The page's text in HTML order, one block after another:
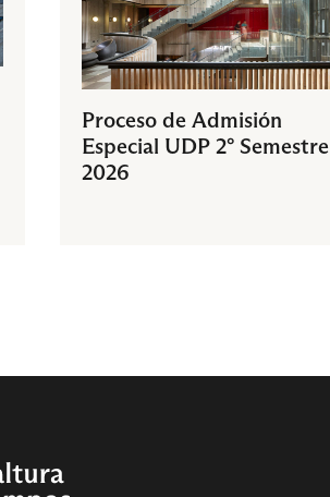
Proceso de Admisión
Especial UDP 2° Semestre
2026